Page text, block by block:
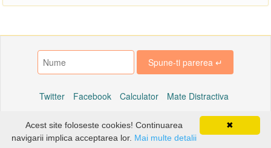
Twitter Facebook Calculator Mate Distractiva
© Copyright 2014 Math-Children
✖
Acest site foloseste cookies! Continuarea
navigarii implica acceptarea lor. Mai multe detalii